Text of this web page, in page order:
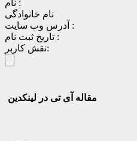
نام :
نام خانوادگی
آدرس وب سایت :
تاریخ ثبت نام :
نقش کاربر:
مقاله آی تی در لینکدین